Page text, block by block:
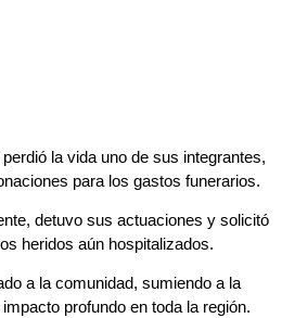
la vida uno de sus integrantes,
para los gastos funerarios.
detuvo sus actuaciones y solicitó
heridos aún hospitalizados.
a la comunidad, sumiendo a la
profundo en toda la región.